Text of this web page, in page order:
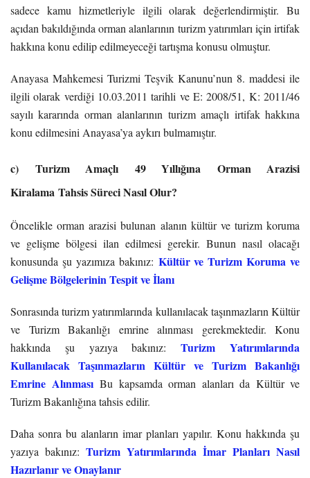
sadece kamu hizmetleriyle ilgili olarak değerlendirmiştir. Bu
açıdan bakıldığında orman alanlarının turizm yatırımları için irtifak
hakkına konu edilip edilmeyeceği tartışma konusu olmuştur.
Anayasa Mahkemesi Turizmi Teşvik Kanunu’nun 8. maddesi ile
ilgili olarak verdiği 10.03.2011 tarihli ve E: 2008/51, K: 2011/46
sayılı kararında orman alanlarının turizm amaçlı irtifak hakkına
konu edilmesini Anayasa’ya aykırı bulmamıştır.
c) Turizm Amaçlı 49 Yıllığına
Orman Arazisi
Kiralama Tahsis Süreci Nasıl Olur?
Öncelikle orman arazisi bulunan alanın kültür ve turizm koruma
ve gelişme bölgesi ilan edilmesi gerekir. Bunun nasıl olacağı
konusunda şu yazımıza bakınız: Kültür ve Turizm Koruma ve
Gelişme Bölgelerinin Tespit ve İlanı
Sonrasında turizm yatırımlarında kullanılacak taşınmazların Kültür
ve Turizm Bakanlığı emrine alınması gerekmektedir. Konu
hakkında şu yazıya bakınız:Turizm Yatırımlarında
Kullanılacak Taşınmazların Kültür ve Turizm Bakanlığı
Emrine Alınması Bu kapsamda orman alanları da Kültür ve
Turizm Bakanlığına tahsis edilir.
Daha sonra bu alanların imar planları yapılır. Konu hakkında şu
yazıya bakınız: Turizm Yatırımlarında İmar Planları Nasıl
Hazırlanır ve Onaylanır